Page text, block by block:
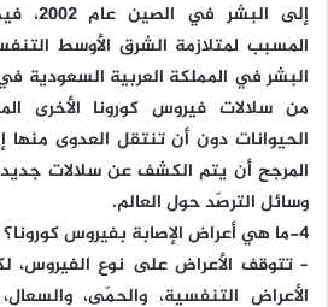
إلى
من سلالات فيروس كورونا الأخرى
الحيوانات دون أن تنتقل العدوى
المرجح أن يتم الكشف عن سلالات
وسائل الترصّد حول العالم.
4-ما هي أعراض الإصابة بفيروس كورونا؟
– تتوقف الأعراض على نوع الفيروس،
الأعراض التنفسية، والحمّى،